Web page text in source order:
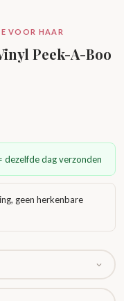
VOOR HAAR
Peek-A-Boo
dezelfde dag verzonden
geen herkenbare